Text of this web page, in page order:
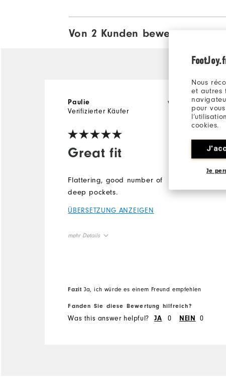
Nous
et autres
pour
cookies.
Je
Von 2 Kunden bewertet
Great fit
vor 2 Jahren
Paulie
Verifizierter Käufer
Flattering, good number of
deep pockets.
ÜBERSETZUNG ANZEIGEN
mehr Details
Fazit Ja, ich würde es einem Freund empfehlen
Fanden Sie diese Bewertung hilfreich?
Was this answer helpful? JA 0 NEIN 0